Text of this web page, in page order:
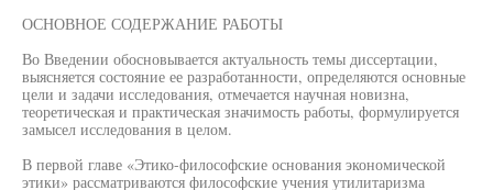
ОСНОВНОЕ СОДЕРЖАНИЕ РАБОТЫ
Во Введении обосновывается актуальность темы диссертации,
выясняется состояние ее разработанности, определяются основные
цели и задачи исследования, отмечается научная новизна,
теоретическая и практическая значимость работы, формулируется
замысел исследования в целом.
В первой главе «Этико-философские основания экономической
этики» рассматриваются философские учения утилитаризма